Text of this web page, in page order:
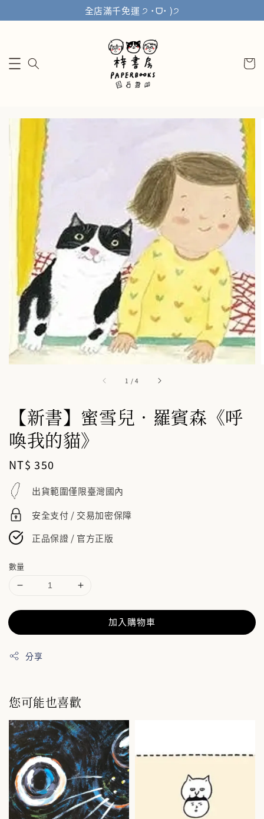
全店滿千免運 ੭ ˙ᗜ˙ )੭
1 /4
【新書】蜜雪兒．羅賓森《呼
喚我的貓》
Regular
price
NT$ 350
出貨範圍僅限臺灣國內
安全支付 / 交易加密保障
正品保證 / 官方正版
數量
加入購物車
分享
您可能也喜歡